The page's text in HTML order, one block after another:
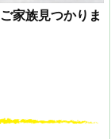
ご家族見つかりま